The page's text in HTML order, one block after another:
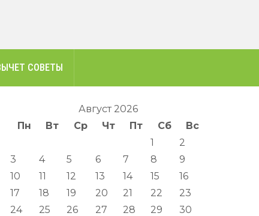
СОВЕТЫ
Август 2026
Пн
Вт Ср Чт Пт Сб
Вс
1
2
3
4 5 6 7 8
9
10
11 12 13 14 15
16
17
18 19 20 21 22
23
24
25 26 27 28 29
30